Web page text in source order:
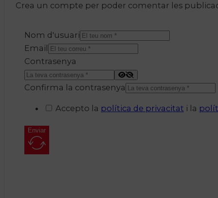
Crea un compte per poder comentar les
Nom d'usuari
Email
Contrasenya
Confirma la contrasenya
Accepto la política de privacitat i la
Enviar